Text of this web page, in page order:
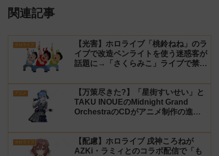
関連記事
ホロライブ
【光害】ホロライブ「桃鈴ねね」のラ
イブで改造ペンライトを使う迷惑客が
話題に→「さくらみこ」ライブで禁止
アニメ
【万策尽きた?】「星街すいせい」と
TAKU INOUEのMidnight Grand
OrchestraのCDがアニメ制作の進行
ホロライブ
【配慮】ホロライブ 戌神ころねが
AZKi・ラミィとのコラボ配信で「も